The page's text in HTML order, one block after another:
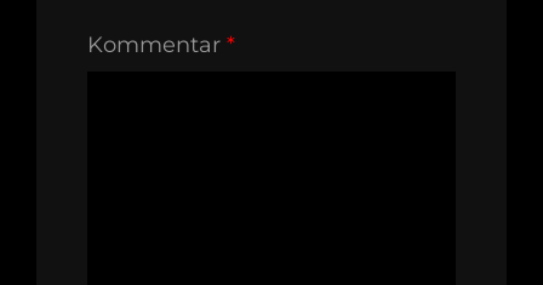
Kommentar *